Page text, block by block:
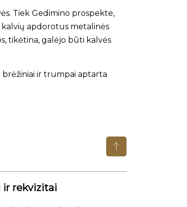
Tiek Gedimino prospekte,
kalvių apdorotus metalinės
tikėtina, galėjo būti kalvės
brėžiniai ir trumpai aptarta
ir rekvizitai